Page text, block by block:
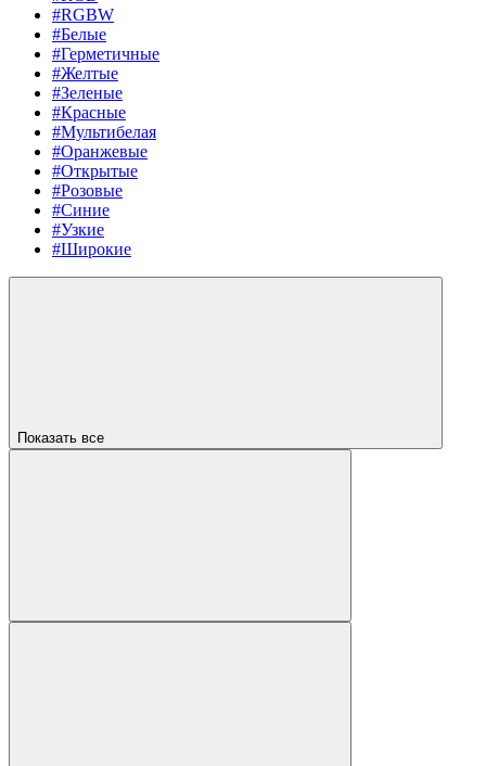
#RGBW
#Белые
#Герметичные
#Желтые
#Зеленые
#Красные
#Мультибелая
#Оранжевые
#Открытые
#Розовые
#Синие
#Узкие
#Широкие
Показать все